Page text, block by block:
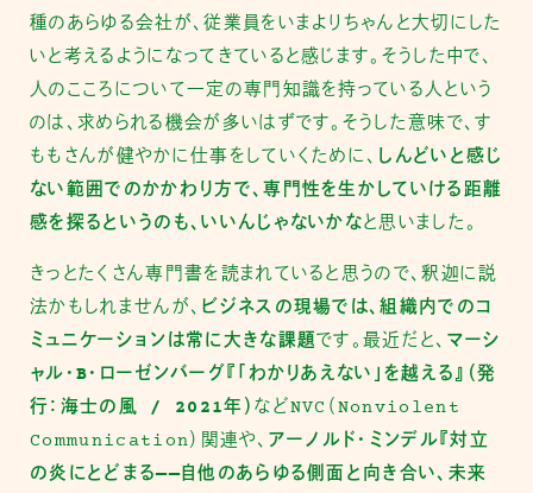
種のあらゆる会社が、従業員をいまよりちゃんと大切にした
いと考えるようになってきていると感じます。そうした中で、
人のこころについて一定の専門知識を持っている人という
のは、求められる機会が多いはずです。そうした意味で、す
ももさんが健やかに仕事をしていくために、 しんどいと感じ
ない範囲でのかかわり方で、専門性を生かしていける距離
感を探るというのも、いいんじゃないかなと思いました。
きっとたくさん専門書を読まれていると思うので、釈迦に説
法かもしれませんが、 ビジネスの現場では、組織内でのコ
ミュニケーションは常に大きな課題です。最近だと、 マーシ
ャル・B・ローゼンバーグ『「わかりあえない」を越える』（発
行：海士の風 / 2021年）などNVC（Nonviolent
Communication）関連や、 アーノルド・ミンデル『対立
の炎にとどまる——自他のあらゆる側面と向き合い、未来